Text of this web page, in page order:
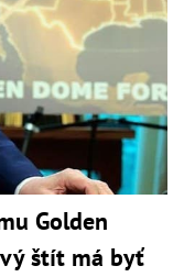
Golden
štít má byť